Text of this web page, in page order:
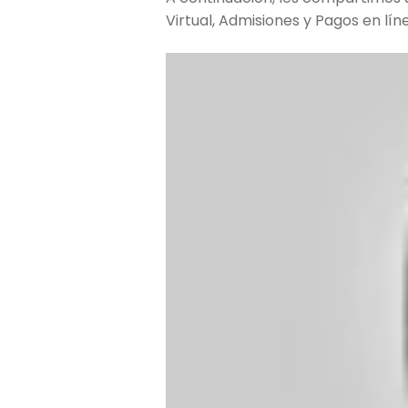
Virtual, Admisiones y Pagos en